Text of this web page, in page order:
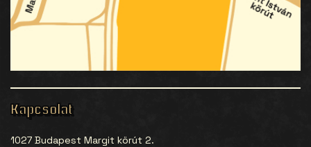
Kapcsolat
1027 Budapest Margit körút 2.